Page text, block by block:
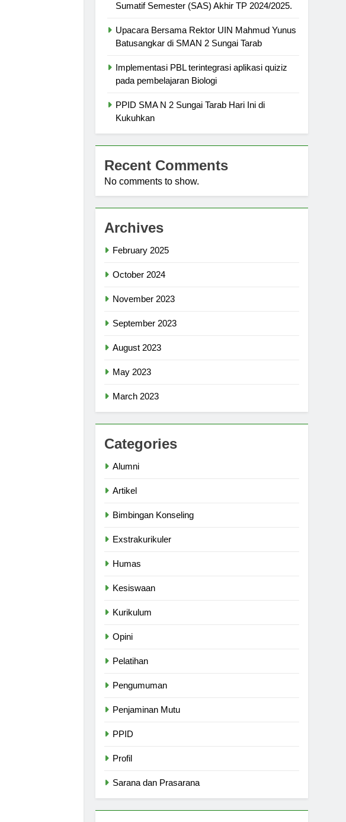
Sumatif Semester (SAS) Akhir TP 2024/2025.
Upacara Bersama Rektor UIN Mahmud Yunus
Batusangkar di SMAN 2 Sungai Tarab
Implementasi PBL terintegrasi aplikasi quiziz
pada pembelajaran Biologi
PPID SMA N 2 Sungai Tarab Hari Ini di
Kukuhkan
Recent Comments
No comments to show.
Archives
February 2025
October 2024
November 2023
September 2023
August 2023
May 2023
March 2023
Categories
Alumni
Artikel
Bimbingan Konseling
Exstrakurikuler
Humas
Kesiswaan
Kurikulum
Opini
Pelatihan
Pengumuman
Penjaminan Mutu
PPID
Profil
Sarana dan Prasarana